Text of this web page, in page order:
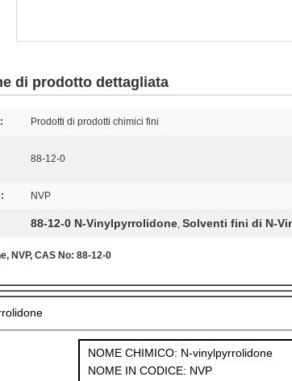
di prodotto dettagliata
Prodotti di prodotti chimici fini
88-12-0
NVP
88-12-0 N-Vinylpyrrolidone, Solventi fini di N-
NVP, CAS No: 88-12-0
NOME CHIMICO: N-vinylpyrrolidone
NOME IN CODICE: NVP